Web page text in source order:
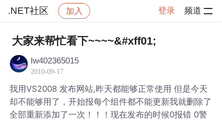
.NET社区 加入 登录 频道
社区 .NET社区
大家来帮忙看下~~~~&#xff01;
lw402365015
2010-09-17
我用VS2008 发布网站,昨天都能够正常使用 但是今天
却不能够用了，开始报每个组件都不能更新我就删除了
全部重新添加了一次！！！现在发布的时候0报错 0警